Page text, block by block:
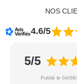
NOS
4.6/5
5/5
Publié le 04/